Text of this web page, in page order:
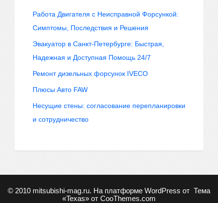
Работа Двигателя с Неисправной Форсункой:
Симптомы, Последствия и Решения
Эвакуатор в Санкт-Петербурге: Быстрая,
Надежная и Доступная Помощь 24/7
Ремонт дизельных форсунок IVECO
Плюсы Авто FAW
Несущие стены: согласование перепланировки
и сотрудничество
© 2010 mitsubishi-mag.ru. На платформе WordPress от Тема
«Texas» от CooThemes.com